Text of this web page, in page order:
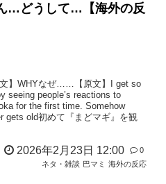
…どうして…【海外の反
文】WHYなぜ……【原文】I get so
seeing people’s reactions to
for the first time. Somehow
gets old初めて『まどマギ』を観
2026年2月23日 12:00
0
ネタ・雑談 巴マミ 海外の反応